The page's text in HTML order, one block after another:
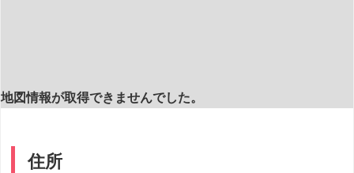
地図情報が取得できませんでした。
住所